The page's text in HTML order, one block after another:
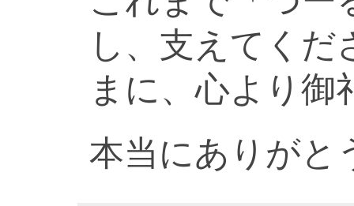
し、支えてく
まに、心より御
本当にありがと